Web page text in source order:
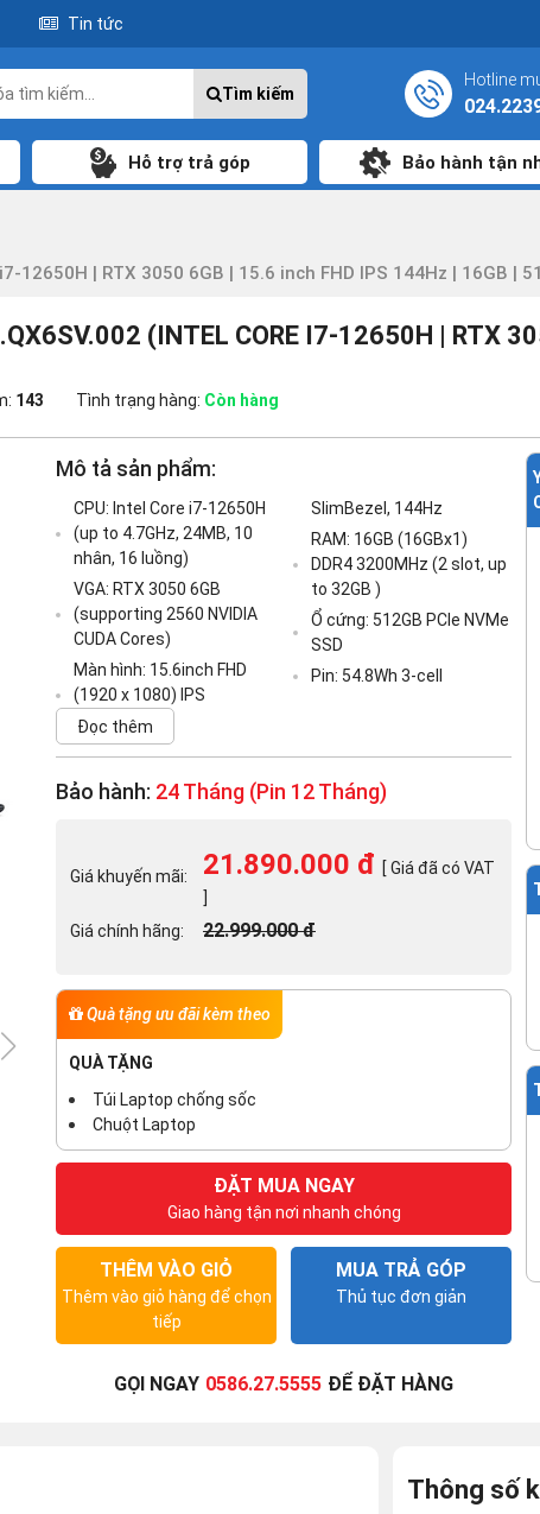
Tin tức
Tìm kiếm
Hotline
Hỗ trợ trả góp Bảo hành tận
12650H | RTX 3050 6GB | 15.6 inch FHD IPS 144Hz | 16GB |
(INTEL CORE I7-12650H | RTX
143 Tình trạng hàng: Còn hàng
Mô tả sản phẩm:
CPU: Intel Core i7-12650H
(up to 4.7GHz, 24MB, 10
nhân, 16 luồng)
VGA: RTX 3050 6GB
(supporting 2560 NVIDIA
CUDA Cores)
Màn hình: 15.6inch FHD
(1920 x 1080) IPS
SlimBezel, 144Hz
RAM: 16GB (16GBx1)
DDR4 3200MHz (2 slot, up
to 32GB )
Ổ cứng: 512GB PCIe NVMe
SSD
Pin: 54.8Wh 3-cell
Đọc thêm
Bảo hành: 24 Tháng (Pin 12 Tháng)
Giá khuyến mãi: 21.890.000 đ [ Giá đã có VAT
Giá chính hãng:
22.999.000 đ
Quà tặng ưu đãi kèm theo
QUÀ TẶNG
Túi Laptop chống sốc
Chuột Laptop
ĐẶT MUA NGAY
Giao hàng tận nơi nhanh chóng
THÊM VÀO GIỎ
Thêm vào giỏ hàng để chọn
tiếp
MUA TRẢ GÓP
Thủ tục đơn giản
GỌI NGAY 0586.27.5555 ĐỂ ĐẶT HÀNG
Thông số